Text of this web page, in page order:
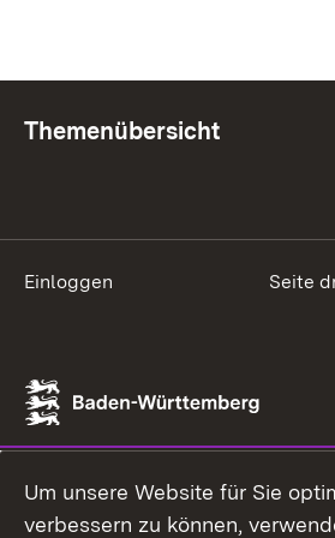
Themenübersicht
Einloggen Seite
Um unsere Website für Sie
verbessern zu können,